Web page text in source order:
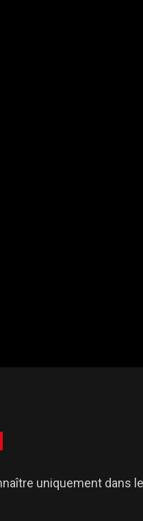
uniquement dans